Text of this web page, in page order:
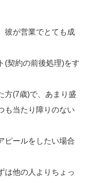
彼が営業でとても成
(契約の前後処理)をす
方(7歳)で、あまり盛
も当たり障りのない
ピールをしたい場合
は他の人よりちょっ